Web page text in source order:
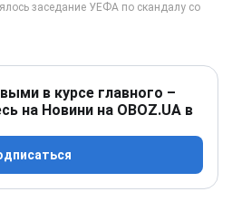
в курсе главного –
на Новини на OBOZ.UA в